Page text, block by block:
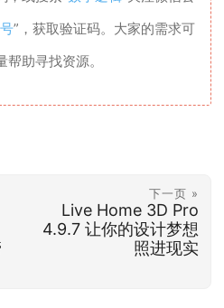
”，获取验证码。大家的需求可
帮助寻找资源。
下一页 »
Live Home 3D Pro
4.9.7 让你的设计梦想
照进现实